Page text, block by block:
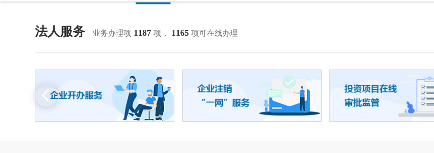
法人服务 业务办理项 1187 项， 1165 项可在线办理